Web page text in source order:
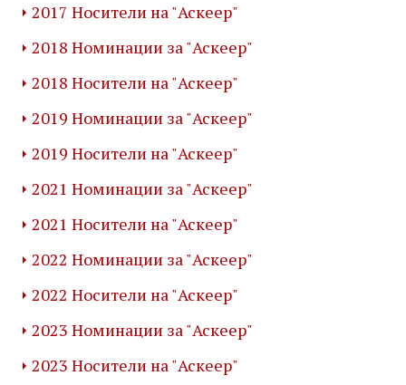
2017 Носители на "Аскеер"
2018 Номинации за "Аскеер"
2018 Носители на "Аскеер"
2019 Номинации за "Аскеер"
2019 Носители на "Аскеер"
2021 Номинации за "Аскеер"
2021 Носители на "Аскеер"
2022 Номинации за "Аскеер"
2022 Носители на "Аскеер"
2023 Номинации за "Аскеер"
2023 Носители на "Аскеер"